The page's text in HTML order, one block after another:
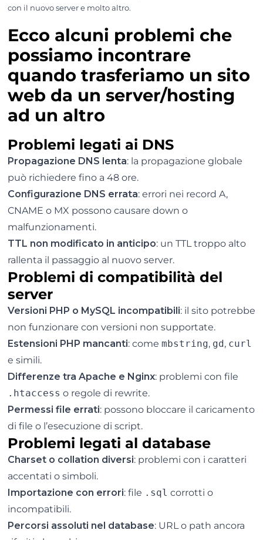
con il nuovo server e molto altro.
Ecco alcuni problemi che
possiamo incontrare
quando trasferiamo un sito
web da un server/hosting
ad un altro
Problemi legati ai DNS
Propagazione DNS lenta: la propagazione globale
può richiedere fino a 48 ore.
Configurazione DNS errata: errori nei record A,
CNAME o MX possono causare down o
malfunzionamenti.
TTL non modificato in anticipo: un TTL troppo alto
rallenta il passaggio al nuovo server.
Problemi di compatibilità del
server
Versioni PHP o MySQL incompatibili: il sito potrebbe
non funzionare con versioni non supportate.
Estensioni PHP mancanti: come mbstring, gd, curl
e simili.
Differenze tra Apache e Nginx: problemi con file
.htaccess o regole di rewrite.
Permessi file errati: possono bloccare il caricamento
di file o l’esecuzione di script.
Problemi legati al database
Charset o collation diversi: problemi con i caratteri
accentati o simboli.
Importazione con errori: file .sql corrotti o
incompatibili.
Percorsi assoluti nel database: URL o path ancora